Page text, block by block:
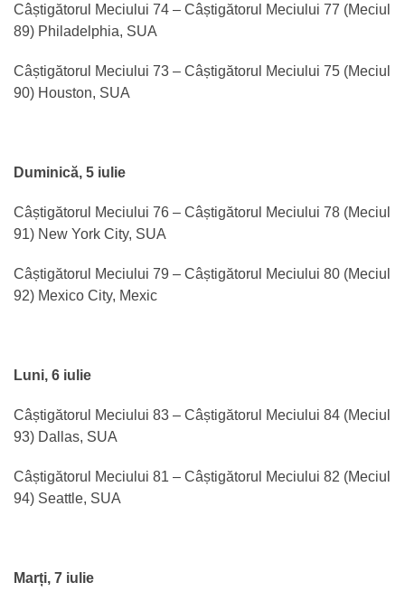
Câștigătorul Meciului 74 – Câștigătorul Meciului 77 (Meciul
89) Philadelphia, SUA
Câștigătorul Meciului 73 – Câștigătorul Meciului 75 (Meciul
90) Houston, SUA
Duminică, 5 iulie
Câștigătorul Meciului 76 – Câștigătorul Meciului 78 (Meciul
91) New York City, SUA
Câștigătorul Meciului 79 – Câștigătorul Meciului 80 (Meciul
92) Mexico City, Mexic
Luni, 6 iulie
Câștigătorul Meciului 83 – Câștigătorul Meciului 84 (Meciul
93) Dallas, SUA
Câștigătorul Meciului 81 – Câștigătorul Meciului 82 (Meciul
94) Seattle, SUA
Marți, 7 iulie